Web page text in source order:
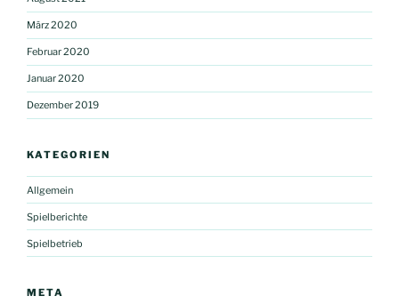
März 2020
Februar 2020
Januar 2020
Dezember 2019
KATEGORIEN
Allgemein
Spielberichte
Spielbetrieb
META